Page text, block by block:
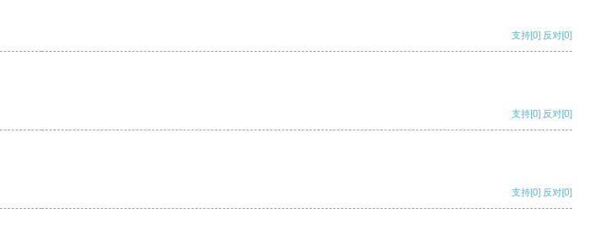
支持[0] 反对[0]
支持[0] 反对[0]
支持[0] 反对[0]